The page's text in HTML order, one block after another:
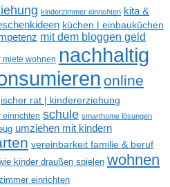
kinderzimmer einrichten kita &
küchen | einbauküchen
mit dem bloggen geld
miete wohnen nachhaltig
online
rat | kindererziehung
einrichten schule smarthome lösungen
umziehen mit kindern
vereinbarkeit familie & beruf
kinder draußen spielen wohnen
einrichten